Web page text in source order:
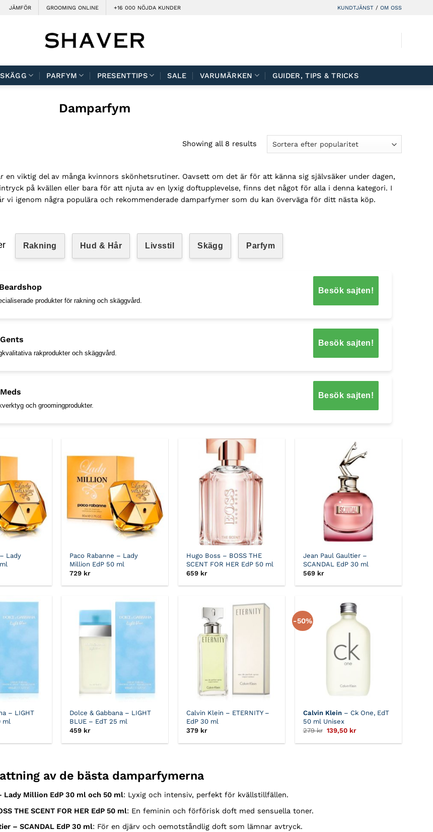
JÄMFÖR GROOMING ONLINE +16 000 NÖJDA KUNDER KUNDTJÄNST / OM OSS
SKÄGG PARFYM PRESENTTIPS SALE VARUMÄRKEN GUIDER, TIPS & TRICKS
Damparfym
Showing all 8 results
en viktig del av många kvinnors skönhetsrutiner. Oavsett om det är för att känna sig självsäker under dagen,
på kvällen eller bara för att njuta av en lyxig doftupplevelse, finns det något för alla i denna kategori. I
vi igenom några populära och rekommenderade damparfymer som du kan överväga för ditt nästa köp.
Rakning Hud & Hår Livsstil Skägg Parfym
produkter för rakning och skäggvård.
Besök sajten!
rakprodukter och skäggvård.
Besök sajten!
och groomingprodukter.
Besök sajten!
Lady
Paco Rabanne – Lady
Million EdP 50 ml
729 kr
Hugo Boss – BOSS THE
SCENT FOR HER EdP 50 ml
659 kr
Jean Paul Gaultier –
SCANDAL EdP 30 ml
569 kr
– LIGHT
ml
Dolce & Gabbana – LIGHT
BLUE – EdT 25 ml
459 kr
Calvin Klein – ETERNITY –
EdP 30 ml
379 kr
-50%
Calvin Klein– Ck One, EdT
50 ml Unisex
279kr Det
priset
139,50 krDet
priset
av de bästa damparfymerna
Lady Million EdP 30 ml och 50 ml: Lyxig och intensiv, perfekt för kvällstillfällen.
THE SCENT FOR HER EdP 50 ml: En feminin och förförisk doft med sensuella toner.
– SCANDAL EdP 30 ml: För en djärv och oemotståndlig doft som lämnar avtryck.